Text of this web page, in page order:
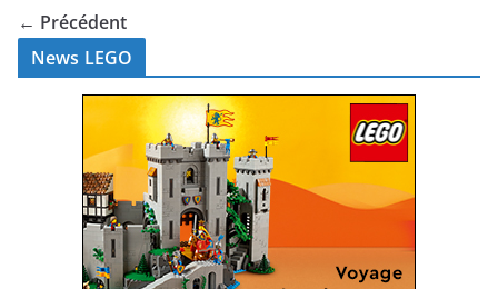
← Précédent
News LEGO